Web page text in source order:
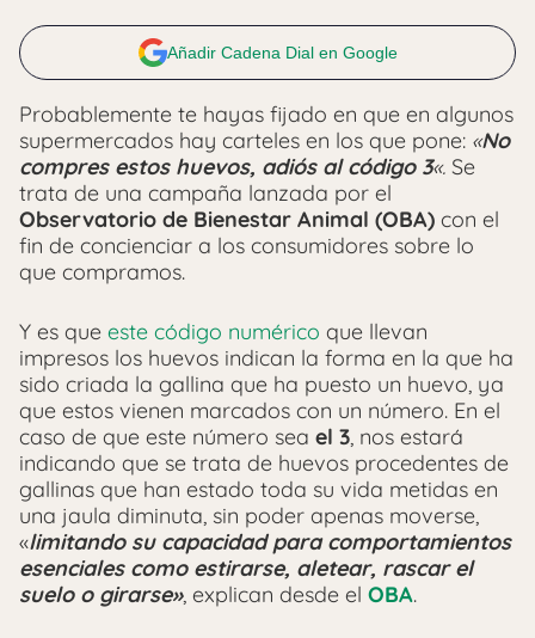
Añadir Cadena Dial en Google
Probablemente te hayas fijado en que en algunos
supermercados hay carteles en los que pone: «No
compres estos huevos, adiós al código 3«. Se
trata de una campaña lanzada por el
Observatorio de Bienestar Animal (OBA) con el
fin de concienciar a los consumidores sobre lo
que compramos.
Y es que este código numérico que llevan
impresos los huevos indican la forma en la que ha
sido criada la gallina que ha puesto un huevo, ya
que estos vienen marcados con un número. En el
caso de que este número sea el 3, nos estará
indicando que se trata de huevos procedentes de
gallinas que han estado toda su vida metidas en
una jaula diminuta, sin poder apenas moverse,
«limitando su capacidad para comportamientos
esenciales como estirarse, aletear, rascar el
suelo o girarse», explican desde el OBA.